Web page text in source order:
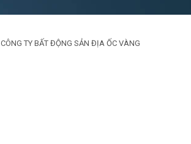
CÔNG TY BẤT ĐỘNG SẢN ĐỊA ỐC VÀNG